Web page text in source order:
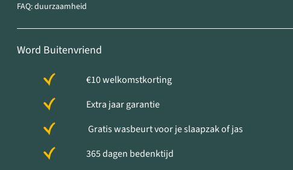
FAQ: duurzaamheid
Word Buitenvriend
€10 welkomstkorting
Extra jaar garantie
Gratis wasbeurt voor je slaapzak of jas
365 dagen bedenktijd